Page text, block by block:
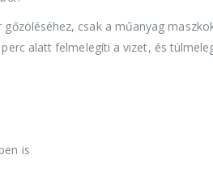
csak a műanyag
alatt felmelegíti a vizet, és
is